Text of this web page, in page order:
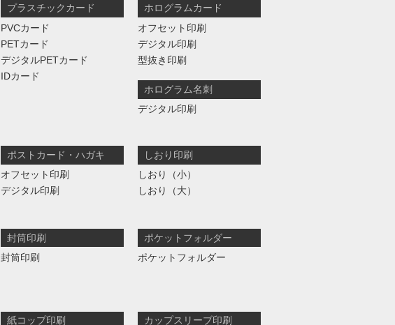
プラスチックカード
PVCカード
PETカード
デジタルPETカード
IDカード
ホログラムカード
オフセット印刷
デジタル印刷
型抜き印刷
ホログラム名刺
デジタル印刷
ポストカード・ハガキ
オフセット印刷
デジタル印刷
しおり印刷
しおり（小）
しおり（大）
封筒印刷
封筒印刷
ポケットフォルダー
ポケットフォルダー
紙コップ印刷
カップスリーブ印刷